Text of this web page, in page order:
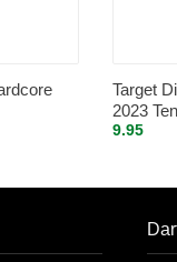
Target
2023
9.95